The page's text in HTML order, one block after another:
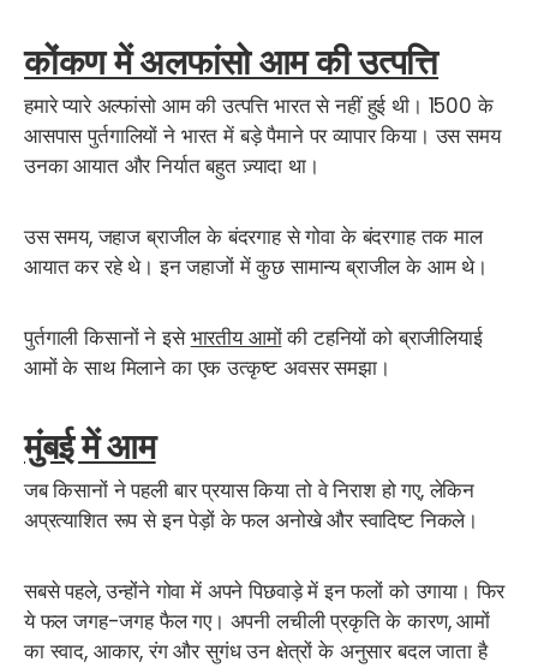
कोंकण में अलफांसो आम की उत्पत्ति
हमारे प्यारे अल्फांसो आम की उत्पत्ति भारत से नहीं हुई थी। 1500 के
आसपास पुर्तगालियों ने भारत में बड़े पैमाने पर व्यापार किया। उस समय
उनका आयात और निर्यात बहुत ज़्यादा था।
उस समय, जहाज ब्राजील के बंदरगाह से गोवा के बंदरगाह तक माल
आयात कर रहे थे। इन जहाजों में कुछ सामान्य ब्राजील के आम थे।
पुर्तगाली किसानों ने इसेभारतीय आमोंकी टहनियों को ब्राजीलियाई
आमों के साथ मिलाने का एक उत्कृष्ट अवसर समझा।
मुंबई में आम
जब किसानों ने पहली बार प्रयास किया तो वे निराश हो गए, लेकिन
अप्रत्याशित रूप से इन पेड़ों के फल अनोखे और स्वादिष्ट निकले।
सबसे पहले, उन्होंने गोवा में अपने पिछवाड़े में इन फलों को उगाया। फिर
ये फल जगह-जगह फैल गए। अपनी लचीली प्रकृति के कारण, आमों
का स्वाद, आकार, रंग और सुगंध उन क्षेत्रों के अनुसार बदल जाता है